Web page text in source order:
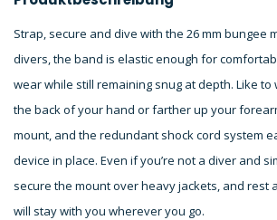
Strap, secure and dive with the 26 mm bungee
divers, the band is elastic enough for
wear while still remaining snug at depth. Like to
the back of your hand or farther up your
mount, and the redundant shock cord system
device in place. Even if you’re not a diver and
secure the mount over heavy jackets, and rest
will stay with you wherever you go.